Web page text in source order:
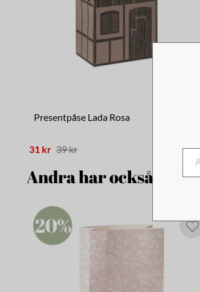
Presentpåse Lada Rosa
31 kr 39 kr
Andra har också tittat